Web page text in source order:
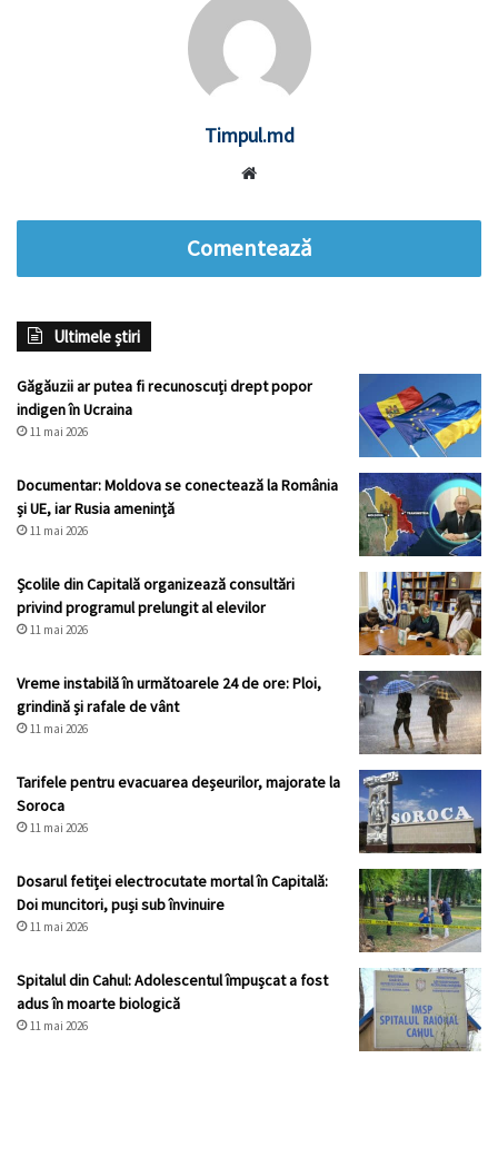
Timpul.md
Comentează
Ultimele știri
Găgăuzii ar putea fi recunoscuți drept popor
indigen în Ucraina
11 mai 2026
Documentar: Moldova se conectează la România
și UE, iar Rusia amenință
11 mai 2026
Școlile din Capitală organizează consultări
privind programul prelungit al elevilor
11 mai 2026
Vreme instabilă în următoarele 24 de ore: Ploi,
grindină și rafale de vânt
11 mai 2026
Tarifele pentru evacuarea deșeurilor, majorate la
Soroca
11 mai 2026
Dosarul fetiței electrocutate mortal în Capitală:
Doi muncitori, puși sub învinuire
11 mai 2026
Spitalul din Cahul: Adolescentul împușcat a fost
adus în moarte biologică
11 mai 2026